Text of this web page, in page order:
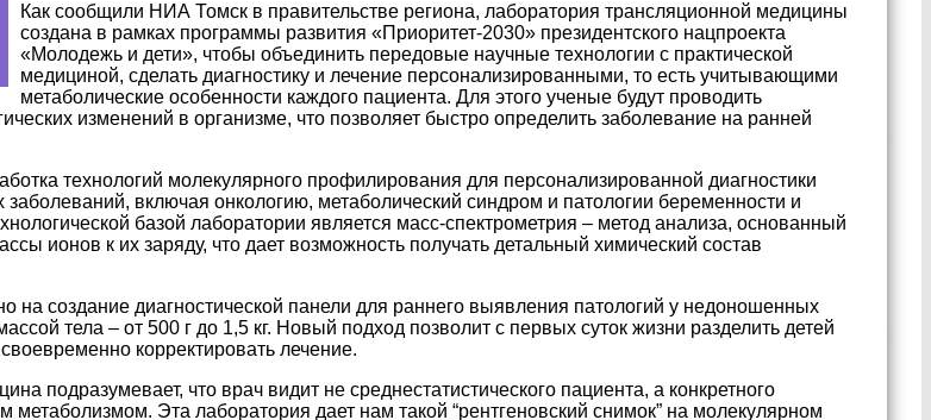
Как сообщили НИА Томск в правительстве региона, лаборатория трансляционной медицины
создана в рамках программы развития «Приоритет-2030» президентского нацпроекта
«Молодежь и дети», чтобы объединить передовые научные технологии с практической
медициной, сделать диагностику и лечение персонализированными, то есть учитывающими
метаболические особенности каждого пациента. Для этого ученые будут проводить
изменений в организме, что позволяет быстро определить заболевание на ранней
технологий молекулярного профилирования для персонализированной диагностики
включая онкологию, метаболический синдром и патологии беременности и
базой лаборатории является масс-спектрометрия – метод анализа, основанный
ионов к их заряду, что дает возможность получать детальный химический состав
на создание диагностической панели для раннего выявления патологий у недоношенных
тела – от 500 г до 1,5 кг. Новый подход позволит с первых суток жизни разделить детей
корректировать лечение.
подразумевает, что врач видит не среднестатистического пациента, а конкретного
метаболизмом. Эта лаборатория дает нам такой “рентгеновский снимок” на молекулярном